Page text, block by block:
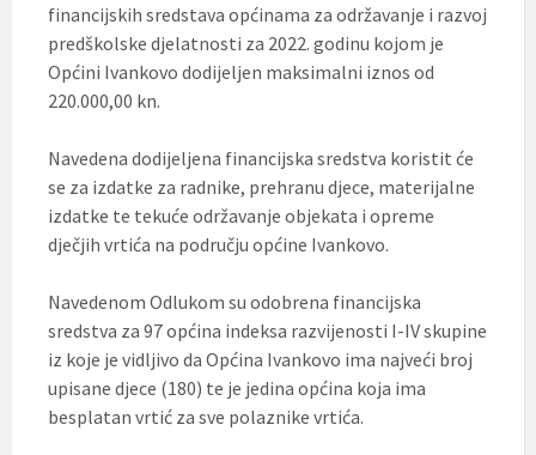
financijskih sredstava općinama za održavanje i razvoj
predškolske djelatnosti za 2022. godinu kojom je
Općini Ivankovo dodijeljen maksimalni iznos od
220.000,00 kn.
Navedena dodijeljena financijska sredstva koristit će
se za izdatke za radnike, prehranu djece, materijalne
izdatke te tekuće održavanje objekata i opreme
dječjih vrtića na području općine Ivankovo.
Navedenom Odlukom su odobrena financijska
sredstva za 97 općina indeksa razvijenosti I-IV skupine
iz koje je vidljivo da Općina Ivankovo ima najveći broj
upisane djece (180) te je jedina općina koja ima
besplatan vrtić za sve polaznike vrtića.